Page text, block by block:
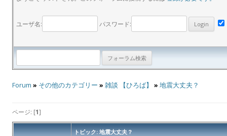
ユーザ名: パスワード:
Forum » その他のカテゴリー » 雑談 【ひろば】 » 地震大丈夫？
ページ: [1]
トピック: 地震大丈夫？